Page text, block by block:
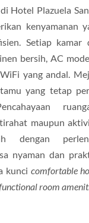
Hotel Plazuela
kenyamanan
Setiap kamar
bersih, AC
yang andal.
yang tetap
maupun
dengan
nyaman dan
kunci comfortable
room